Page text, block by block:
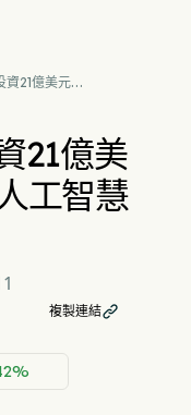
資21億美元
21億美
工智慧
複製連結